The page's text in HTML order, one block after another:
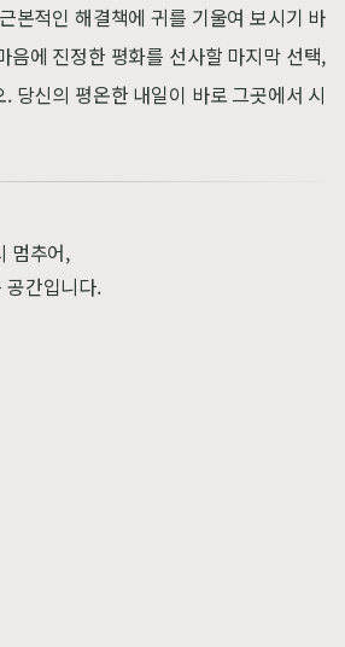
본적인 해결책에 귀를 기울여 보시기 바
음에 진정한 평화를 선사할 마지막 선택,
당신의 평온한 내일이 바로 그곳에서 시
멈추어,
공간입니다.